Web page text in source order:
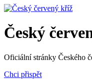
Český
Oficiální stránky Českého
Chci přispět